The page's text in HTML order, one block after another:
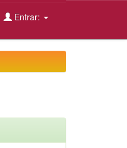
Entrar: